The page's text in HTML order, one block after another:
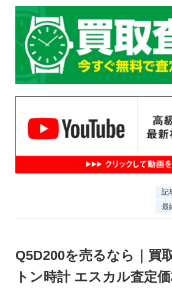
記
最
Q5D200を売るなら｜買
トン時計 エスカル査定